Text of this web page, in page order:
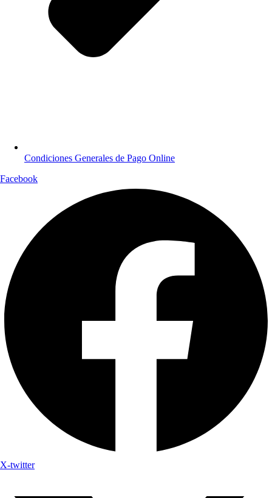
Condiciones Generales de Pago Online
Facebook
X-twitter